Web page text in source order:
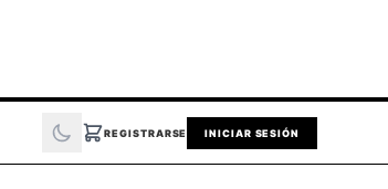
REGISTRARSE INICIAR SESIÓN